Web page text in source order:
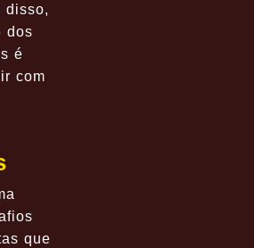
disso,
dos
é
com
que